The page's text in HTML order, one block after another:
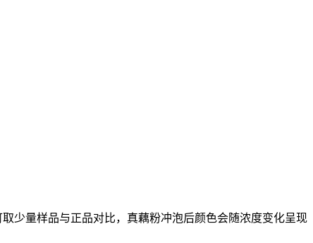
少量样品与正品对比，真藕粉冲泡后颜色会随浓度变化呈现